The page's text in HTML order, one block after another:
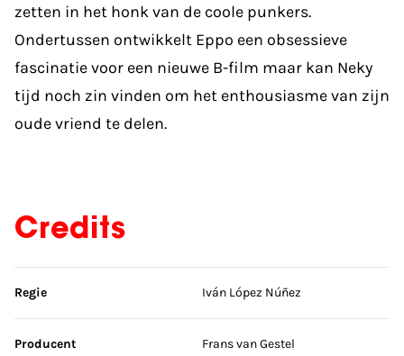
zetten in het honk van de coole punkers.
Ondertussen ontwikkelt Eppo een obsessieve
fascinatie voor een nieuwe B-film maar kan Neky
tijd noch zin vinden om het enthousiasme van zijn
oude vriend te delen.
Credits
Sla credits over
Regie Iván López Núñez
Producent
Frans van Gestel